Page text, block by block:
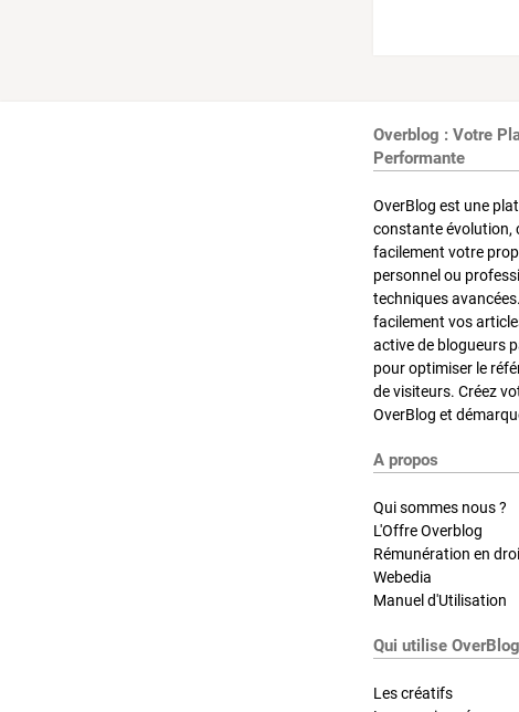
Overblog : Votre
Performante
OverBlog est une
constante évolution,
facilement votre
personnel ou
techniques
facilement vos
active de blogueurs
pour optimiser le
de visiteurs. Créez
OverBlog et
A propos
Qui sommes nous ?
L'Offre Overblog
Rémunération en
Webedia
Manuel d'Utilisation
Qui utilise
Les créatifs